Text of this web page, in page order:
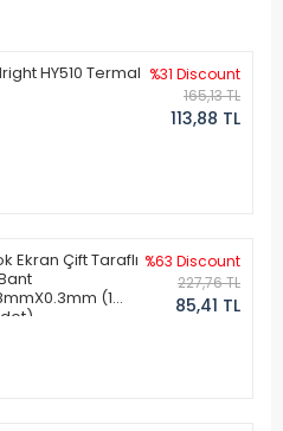
HY510 Termal %31 Discount
165,13 TL
113,88 TL
Ekran Çift Taraflı
(1
%63 Discount
227,76 TL
85,41 TL